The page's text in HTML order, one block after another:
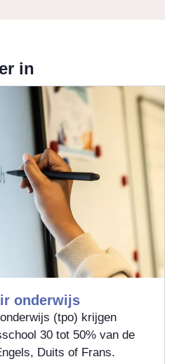
in
onderwijs
(tpo) krijgen
30 tot 50% van de
Duits of Frans.